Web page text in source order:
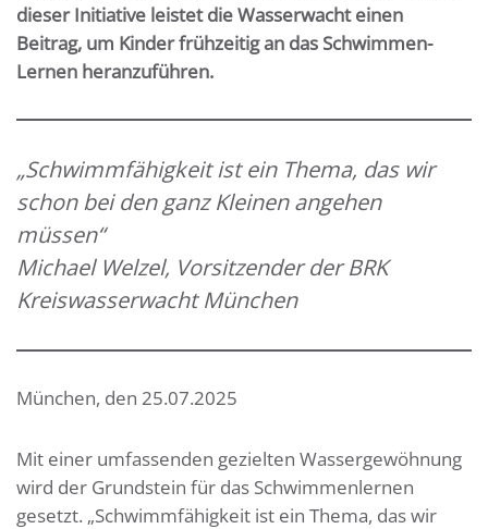
dieser Initiative leistet die Wasserwacht einen
Beitrag, um Kinder frühzeitig an das Schwimmen-
Lernen heranzuführen.
„Schwimmfähigkeit ist ein Thema, das wir
schon bei den ganz Kleinen angehen
müssen“
Michael Welzel, Vorsitzender der BRK
Kreiswasserwacht München
München, den 25.07.2025
Mit einer umfassenden gezielten Wassergewöhnung
wird der Grundstein für das Schwimmenlernen
gesetzt. „Schwimmfähigkeit ist ein Thema, das wir